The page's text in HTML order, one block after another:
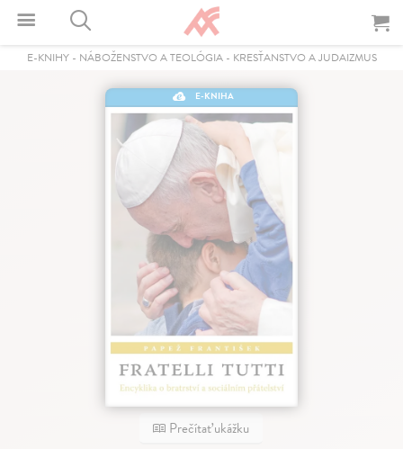
E-KNIHY- NÁBOŽENSTVO A TEOLÓGIA- KRESŤANSTVO A JUDAIZMUS
E-KNIHA
Prečítať ukážku